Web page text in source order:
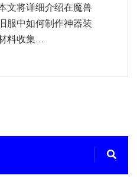
文将详细介绍在魔兽
服中如何制作神器装
料收集...